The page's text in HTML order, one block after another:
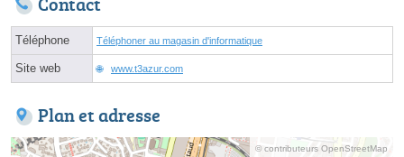
Téléphone Téléphoner au magasin d'informatique
Site web www.t3azur.com
Plan et adresse
© contributeurs OpenStreetMap